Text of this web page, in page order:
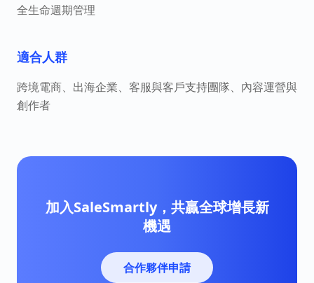
全生命週期管理
適合人群
跨境電商、出海企業、客服與客戶支持團隊、內容運營與
創作者
加入SaleSmartly，共贏全球增長新
機遇
合作夥伴申請